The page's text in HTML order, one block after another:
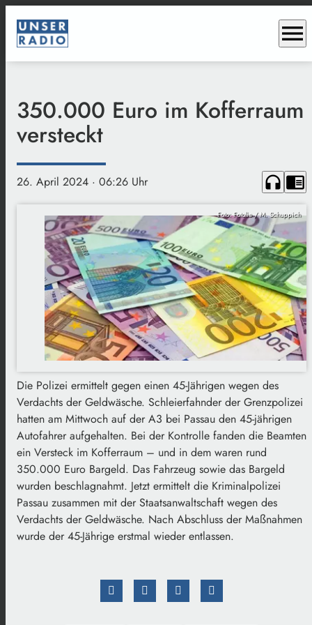
menu
350.000 Euro im Kofferraum
versteckt
26. April 2024 · 06:26 Uhr headphones chrome_reader_mode
Foto: Fotolia / M. Schuppich
Die Polizei ermittelt gegen einen 45-Jährigen wegen des
Verdachts der Geldwäsche. Schleierfahnder der Grenzpolizei
hatten am Mittwoch auf der A3 bei Passau den 45-jährigen
Autofahrer aufgehalten. Bei der Kontrolle fanden die Beamten
ein Versteck im Kofferraum – und in dem waren rund
350.000 Euro Bargeld. Das Fahrzeug sowie das Bargeld
wurden beschlagnahmt. Jetzt ermittelt die Kriminalpolizei
Passau zusammen mit der Staatsanwaltschaft wegen des
Verdachts der Geldwäsche. Nach Abschluss der Maßnahmen
wurde der 45-Jährige erstmal wieder entlassen.